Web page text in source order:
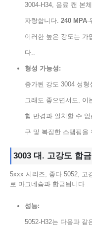
3004-H34, 음료 캔 본
자랑합니다. 240 MPA-
이러한 높은 강도는 가
다..
형성 가능성:
증가된 강도 3004 성형
그래도 좋으면서도, 이
힘 반경과 일치할 수
구 및 복잡한 스탬핑을
3003 대. 고강도 합
5xxx 시리즈, 좋다 5052, 고
로 마그네슘과 합금됩니다..
성능:
5052-H32는 다음과 같